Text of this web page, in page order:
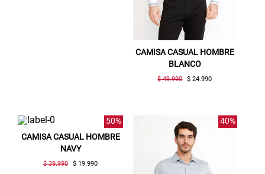
CAMISA CASUAL HOMBRE
BLANCO
$ 49.990 $ 24.990
50%
CAMISA CASUAL HOMBRE
NAVY
$ 39.990 $ 19.990
40%